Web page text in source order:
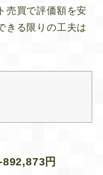
売買で評価額を安
きる限りの工夫は
円